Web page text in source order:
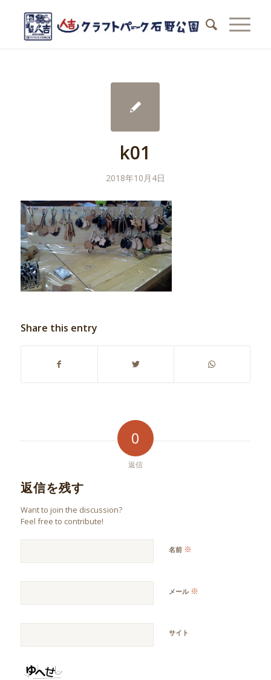
k01
2018年10月4日
Share this entry
0
返信
返信を残す
Want to join the discussion?
Feel free to contribute!
名前 ※
メール ※
サイト